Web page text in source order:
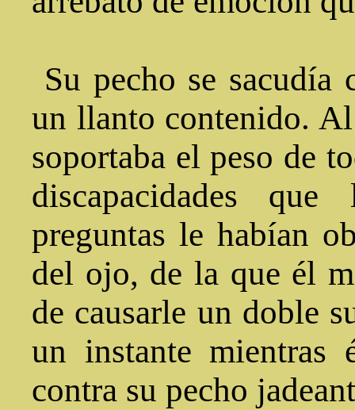
Su pecho se sacudía
un llanto contenido.
soportaba el peso de
discapacidades
preguntas le habían
del ojo, de la que él
de causarle un doble
un instante mientras
contra su pecho